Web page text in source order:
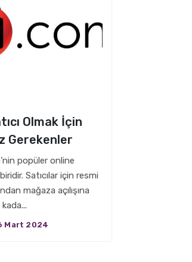
Olmak İçin
Gerekenler
popüler online
Satıcılar için resmi
mağaza açılışına
kada...
Mart 2024